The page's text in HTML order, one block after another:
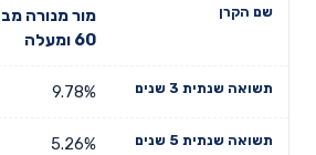
שנתית 3
מור מנורה
60 ומעלה
9.78%
5.26%